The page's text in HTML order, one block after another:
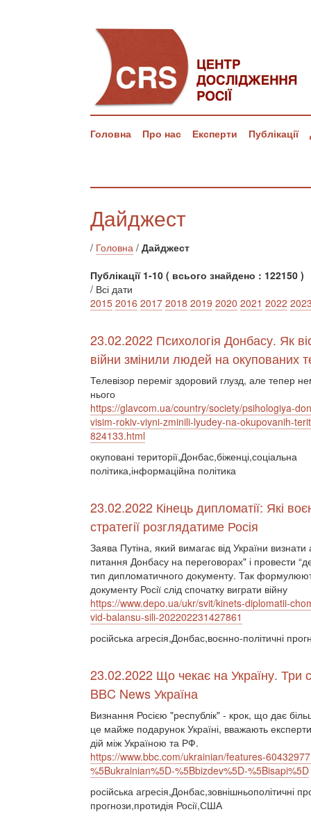
Головна Про нас Експерти Публікації
Дайджест
/ Головна / Дайджест
Публікації 1-10 ( всього знайдено : 122150 )
/ Всі дати
2015 2016 2017 2018 2019 2020 2021 2022
23.02.2022 Психологія Донбасу. Як
війни змінили людей на окупованих
Телевізор переміг здоровий глузд, але тепер
нього
https://glavcom.ua/country/society/psihologiya-
visim-rokiv-viyni-zminili-lyudey-na-okupovanih-
824133.html
окуповані території,Донбас,біженці,соціальна
політика,інформаційна політика
23.02.2022 Кінець дипломатії: Які
стратегії розглядатиме Росія
Заява Путіна, який вимагає від України
питання Донбасу на переговорах" і провести
тип дипломатичного документу. Так
документу Росії слід спочатку виграти війну
https://www.depo.ua/ukr/svit/kinets-diplomatii-
vid-balansu-sili-202202231427861
російська агресія,Донбас,воєнно-політичні
23.02.2022 Що чекає на Україну. Три
BBC News Україна
Визнання Росією "республік" - крок, що дає
це майже подарунок Україні, вважають
дій між Україною та РФ.
https://www.bbc.com/ukrainian/features-
%5Bukrainian%5D-%5Bbizdev%5D-%5Bisapi%5D
російська агресія,Донбас,зовнішньополітичні
прогнози,протидія Росії,США